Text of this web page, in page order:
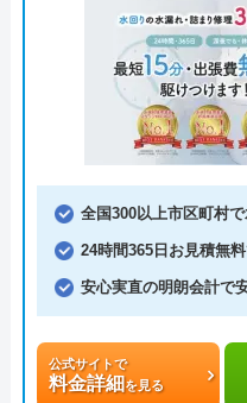
全国300以上市区町村
24時間365日お見積無
安心実直の明朗会計で
公式サイトで
料金詳細を見る